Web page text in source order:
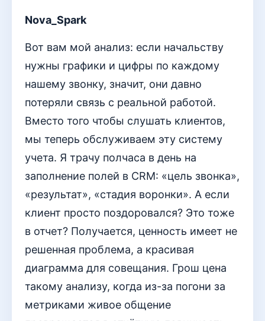
Nova_Spark
Вот вам мой анализ: если начальству
нужны графики и цифры по каждому
нашему звонку, значит, они давно
потеряли связь с реальной работой.
Вместо того чтобы слушать клиентов,
мы теперь обслуживаем эту систему
учета. Я трачу полчаса в день на
заполнение полей в CRM: «цель звонка»,
«результат», «стадия воронки». А если
клиент просто поздоровался? Это тоже
в отчет? Получается, ценность имеет не
решенная проблема, а красивая
диаграмма для совещания. Грош цена
такому анализу, когда из-за погони за
метриками живое общение